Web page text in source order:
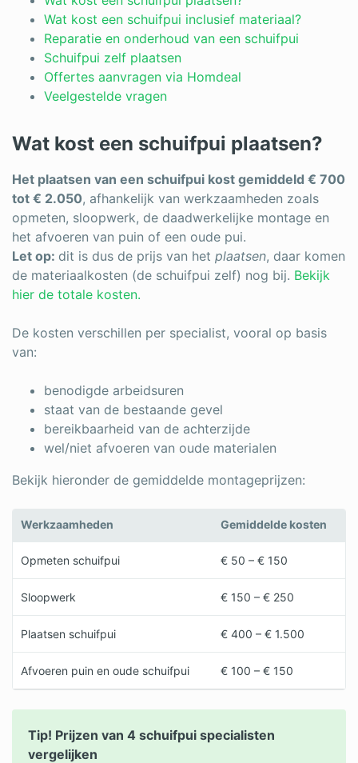
Wat kost een schuifpui inclusief materiaal?
Reparatie en onderhoud van een schuifpui
Schuifpui zelf plaatsen
Offertes aanvragen via Homdeal
Veelgestelde vragen
Wat kost een schuifpui plaatsen?
Het plaatsen van een schuifpui kost gemiddeld € 700
tot € 2.050, afhankelijk van werkzaamheden zoals
opmeten, sloopwerk, de daadwerkelijke montage en
het afvoeren van puin of een oude pui.
Let op: dit is dus de prijs van het plaatsen, daar komen
de materiaalkosten (de schuifpui zelf) nog bij. Bekijk
hier de totale kosten.
De kosten verschillen per specialist, vooral op basis
van:
benodigde arbeidsuren
staat van de bestaande gevel
bereikbaarheid van de achterzijde
wel/niet afvoeren van oude materialen
Bekijk hieronder de gemiddelde montageprijzen:
Werkzaamheden Gemiddelde kosten
Opmeten schuifpui € 50 – € 150
Sloopwerk € 150 – € 250
Plaatsen schuifpui € 400 – € 1.500
Afvoeren puin en oude schuifpui € 100 – € 150
Tip! Prijzen van 4 schuifpui specialisten
vergelijken